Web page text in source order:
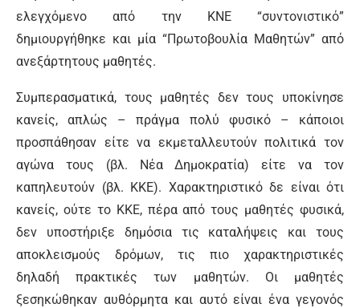
ελεγχόμενο από την ΚΝΕ “συντονιστικό”
δημιουργήθηκε και μία “Πρωτοβουλία Μαθητών” από
ανεξάρτητους μαθητές.
Συμπερασματικά, τους μαθητές δεν τους υποκίνησε
κανείς, απλώς – πράγμα πολύ φυσικό – κάποιοι
προσπάθησαν είτε να εκμεταλλευτούν πολιτικά τον
αγώνα τους (βλ. Νέα Δημοκρατία) είτε να τον
καπηλευτούν (βλ. ΚΚΕ). Χαρακτηριστικό δε είναι ότι
κανείς, ούτε το ΚΚΕ, πέρα από τους μαθητές φυσικά,
δεν υποστήριξε δημόσια τις καταλήψεις και τους
αποκλεισμούς δρόμων, τις πιο χαρακτηριστικές
δηλαδή πρακτικές των μαθητών. Οι μαθητές
ξεσηκώθηκαν αυθόρμητα και αυτό είναι ένα γεγονός